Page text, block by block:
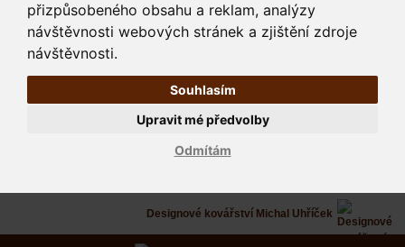
přizpůsobeného obsahu a reklam, analýzy
návštěvnosti webových stránek a zjištění zdroje
návštěvnosti.
Souhlasím
Odmítám
Upravit mé předvolby
Designové kovářství Michal Uhříček